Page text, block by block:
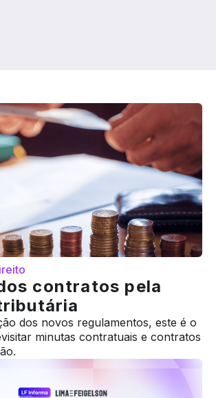
contratos pela
dos novos regulamentos, este é o
minutas contratuais e contratos